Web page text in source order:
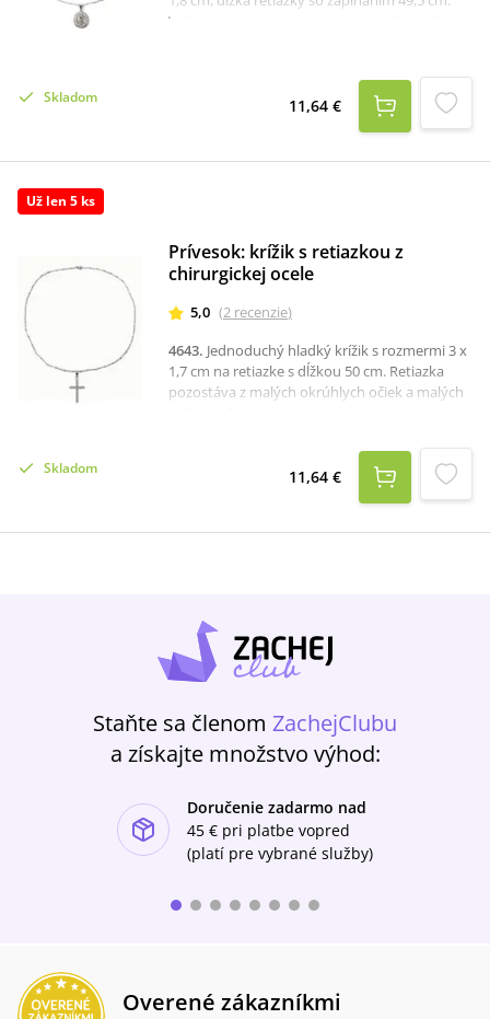
Veľkým šíriteľom medaily svätého Benedikta z
Skladom 11,64 €
Už len 5 ks
Prívesok: krížik s retiazkou z
chirurgickej ocele
5,0 (2 recenzie)
4643. Jednoduchý hladký krížik s rozmermi 3 x
1,7 cm na retiazke s dĺžkou 50 cm. Retiazka
pozostáva z malých okrúhlych očiek a malých
svojimi výbornými vlastnosťami a odolnosťou
zabezpečuje dlhú trvácnosť produktu.
Skladom 11,64 €
Staňte sa členom ZachejClubu
a získajte množstvo výhod:
Doručenie zadarmo nad
45 € pri platbe vopred
(platí pre vybrané služby)
Overené zákazníkmi